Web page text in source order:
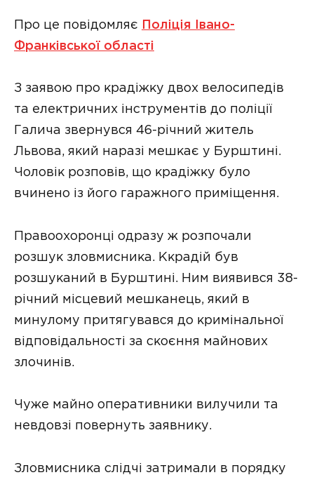
Про це повідомляє
Поліція Івано-
Франківської області
З заявою про крадіжку двох велосипедів
та електричних інструментів до поліції
Галича звернувся 46-річний житель
Львова, який наразі мешкає у Бурштині.
Чоловік розповів, що крадіжку було
вчинено із його гаражного приміщення.
Правоохоронці одразу ж розпочали
розшук зловмисника. Ккрадій був
розшуканий в Бурштині. Ним виявився 38-
річний місцевий мешканець, який в
минулому притягувався до кримінальної
відповідальності за скоєння майнових
злочинів.
Чуже майно оперативники вилучили та
невдовзі повернуть заявнику.
Зловмисника слідчі затримали в порядку